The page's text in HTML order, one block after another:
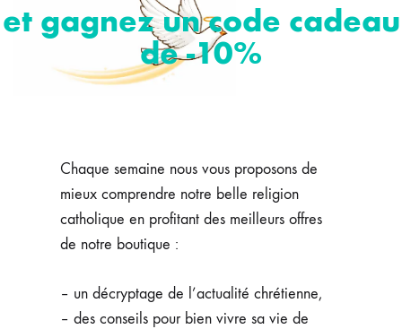
et gagnez un code cadeau
de -10%
Chaque semaine nous vous proposons de
mieux comprendre notre belle religion
catholique en profitant des meilleurs offres
de notre boutique :
– un décryptage de l’actualité chrétienne,
– des conseils pour bien vivre sa vie de